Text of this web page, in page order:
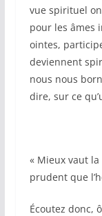
vue spirituel
pour les âmes
ointes,
deviennent
nous nous
dire, sur ce
« Mieux vaut la
prudent que
Écoutez donc,